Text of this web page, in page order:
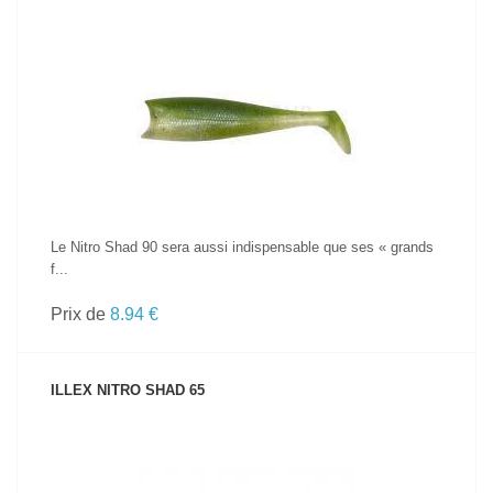
Le Nitro Shad 90 sera aussi indispensable que ses « grands
f...
Prix de 8.94 €
ILLEX NITRO SHAD 65